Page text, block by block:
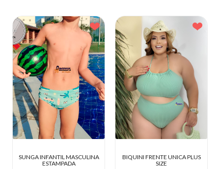
BIQUINI FRENTE UNICA PLUS
SIZE
CASAQUINHO TRICOT CURTO